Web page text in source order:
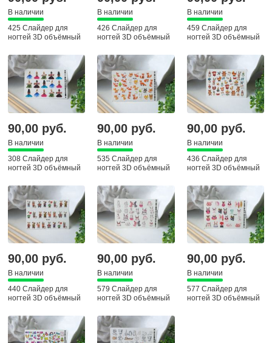
В наличии
425 Слайдер для
ногтей 3D объёмный
В наличии
426 Слайдер для
ногтей 3D объёмный
В наличии
459 Слайдер для
ногтей 3D объёмный
90,00 руб.
В наличии
308 Слайдер для
ногтей 3D объёмный
90,00 руб.
В наличии
535 Слайдер для
ногтей 3D объёмный
90,00 руб.
В наличии
436 Слайдер для
ногтей 3D объёмный
90,00 руб.
В наличии
440 Слайдер для
ногтей 3D объёмный
90,00 руб.
В наличии
579 Слайдер для
ногтей 3D объёмный
90,00 руб.
В наличии
577 Слайдер для
ногтей 3D объёмный